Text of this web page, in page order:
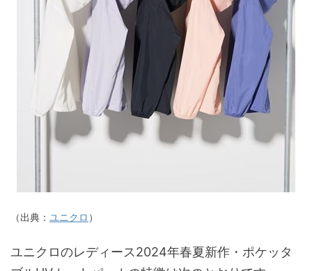
（出典： ユニクロ ）
ユニクロのレディース2024年春夏新作・ポケッタ